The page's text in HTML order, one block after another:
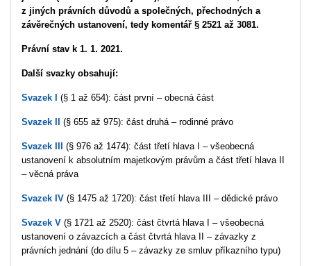
z jiných právních důvodů a společných, přechodných a
závěrečných ustanovení, tedy komentář § 2521 až 3081.
Právní stav k 1. 1. 2021.
Další svazky obsahují:
Svazek I (§ 1 až 654): část první – obecná část
Svazek II (§ 655 až 975): část druhá – rodinné právo
Svazek III (§ 976 až 1474): část třetí hlava I – všeobecná
ustanovení k absolutním majetkovým právům a část třetí hlava II
– věcná práva
Svazek IV (§ 1475 až 1720): část třetí hlava III – dědické právo
Svazek V (§ 1721 až 2520): část čtvrtá hlava I – všeobecná
ustanovení o závazcích a část čtvrtá hlava II – závazky z
právních jednání (do dílu 5 – závazky ze smluv příkazního typu)